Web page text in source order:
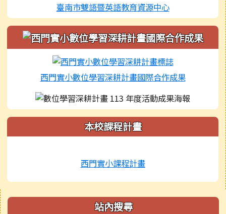
臺南市雙語暨英語教育資源中心
西門實小數位學習深耕計畫國際合作成果
本校課程計畫
西門實小課程計畫
右邊區域內容 站內搜尋